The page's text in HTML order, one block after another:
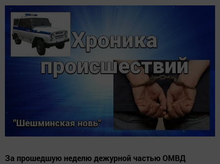
За прошедшую неделю дежурной частью ОМВД